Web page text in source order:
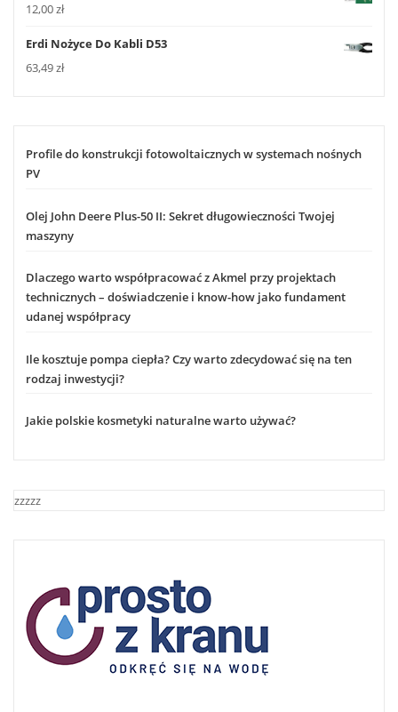
12,00zł
Erdi Nożyce Do Kabli D53
63,49zł
Profile do konstrukcji fotowoltaicznych w systemach nośnych
PV
Olej John Deere Plus-50 II: Sekret długowieczności Twojej
maszyny
Dlaczego warto współpracować z Akmel przy projektach
technicznych – doświadczenie i know-how jako fundament
udanej współpracy
Ile kosztuje pompa ciepła? Czy warto zdecydować się na ten
rodzaj inwestycji?
Jakie polskie kosmetyki naturalne warto używać?
zzzzz